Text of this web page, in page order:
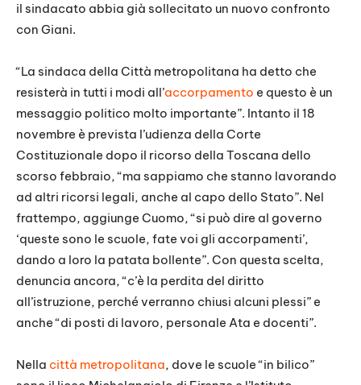
il sindacato abbia già sollecitato un nuovo confronto
con Giani.
“La sindaca della Città metropolitana ha detto che
resisterà in tutti i modi all’accorpamento e questo è un
messaggio politico molto importante”. Intanto il 18
novembre è prevista l’udienza della Corte
Costituzionale dopo il ricorso della Toscana dello
scorso febbraio, “ma sappiamo che stanno lavorando
ad altri ricorsi legali, anche al capo dello Stato”. Nel
frattempo, aggiunge Cuomo, “si può dire al governo
‘queste sono le scuole, fate voi gli accorpamenti’,
dando a loro la patata bollente”. Con questa scelta,
denuncia ancora, “c’è la perdita del diritto
all’istruzione, perché verranno chiusi alcuni plessi” e
anche “di posti di lavoro, personale Ata e docenti”.
Nella città metropolitana, dove le scuole “in bilico”